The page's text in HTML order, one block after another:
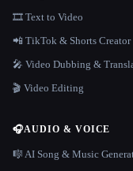
🎞️ Text to Video
📲 TikTok & Shorts Creator
🎤 Video Dubbing &
🎬 Video Editing
🎧AUDIO & VOICE
🎼 AI Song & Music